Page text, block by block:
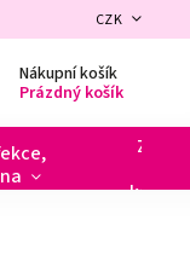
CZK
Nákupní košík
Prázdný košík